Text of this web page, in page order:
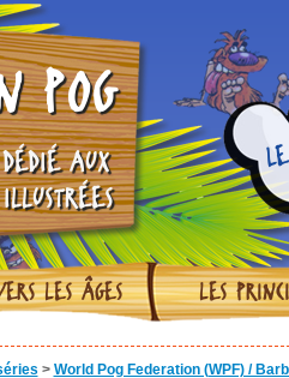
POG
AUX
LES ÂGES LES
> World Pog Federation (WPF) /